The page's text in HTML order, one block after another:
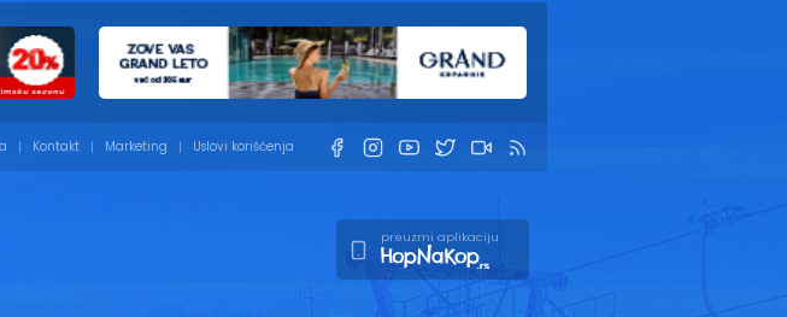
Kontakt Marketing Uslovi korišćenja
preuzmi aplikaciju